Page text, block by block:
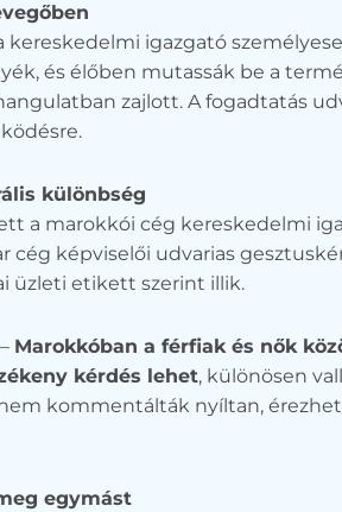
kereskedelmi igazgató
és élőben mutassák be a
zajlott. A fogadtatás
különbség
a marokkói cég kereskedelmi
cég képviselői udvarias
üzleti etikett szerint illik.
Marokkóban a férfiak és nők
kérdés lehet, különösen
kommentálták nyíltan,
egymást